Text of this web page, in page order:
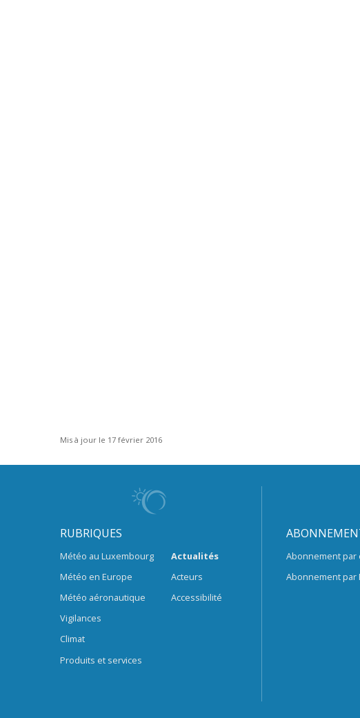
Mis à jour le 17 février 2016
RUBRIQUES
Météo au Luxembourg
Météo en Europe
Météo aéronautique
Vigilances
Climat
Produits et services
Actualités
Acteurs
Accessibilité
Abonnement par
Abonnement par